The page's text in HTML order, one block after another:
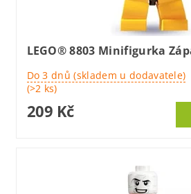
LEGO® 8803 Minifigurka
Do 3 dnů (skladem u dodavatele)
(>2 ks)
209 Kč